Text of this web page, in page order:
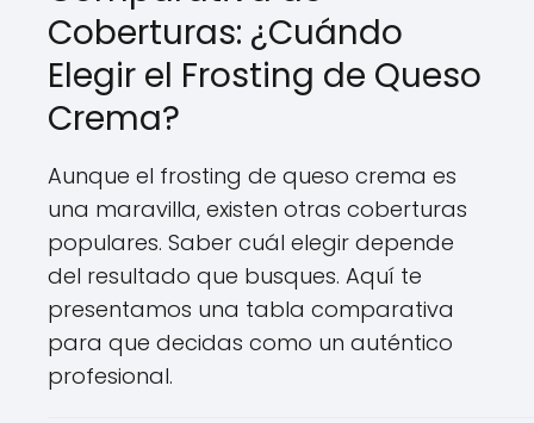
Coberturas: ¿Cuándo
Elegir el Frosting de Queso
Crema?
Aunque el frosting de queso crema es
una maravilla, existen otras coberturas
populares. Saber cuál elegir depende
del resultado que busques. Aquí te
presentamos una tabla comparativa
para que decidas como un auténtico
profesional.